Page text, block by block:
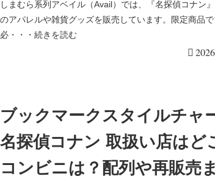
きエコバッグが2026/7/25よ
しまむら系列アベイル（Avail）では、『名探偵コナン
のアパレルや雑貨グッズを販売しています。限定商品
必・・・続きを読む
ブックマークスタイルチャ
名探偵コナン 取扱い店はど
コンビニは？配列や再販売